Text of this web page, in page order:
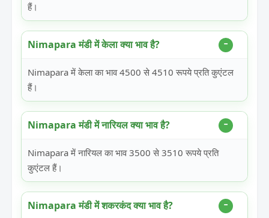
हैं।
Nimapara मंडी में केला क्या भाव है?
Nimapara में केला का भाव 4500 से 4510 रूपये प्रति कुएंटल
हैं।
Nimapara मंडी में नारियल क्या भाव है?
Nimapara में नारियल का भाव 3500 से 3510 रूपये प्रति
कुएंटल हैं।
Nimapara मंडी में शकरकंद क्या भाव है?